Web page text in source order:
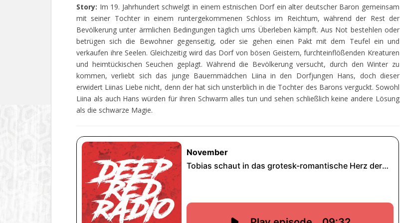
Story: Im 19. Jahrhundert schwelgt in einem estnischen Dorf ein alter deutscher Baron gemeinsam
mit seiner Tochter in einem runtergekommenen Schloss im Reichtum, während der Rest der
Bevölkerung unter ärmlichen Bedingungen täglich ums Überleben kämpft. Aus Not bestehlen oder
betrügen sich die Bewohner gegenseitig, oder sie gehen einen Pakt mit dem Teufel ein und
verkaufen ihre Seelen. Gleichzeitig wird das Dorf von bösen Geistern, furchteinflößenden Kreaturen
und heimtückischen Seuchen geplagt. Während die Bevölkerung versucht, durch den Winter zu
kommen, verliebt sich das junge Bauernmädchen Liina in den Dorfjungen Hans, doch dieser
erwidert Liinas Liebe nicht, denn der hat sich unsterblich in die Tochter des Barons verguckt. Sowohl
Liina als auch Hans würden für ihren Schwarm alles tun und sehen schließlich keine andere Lösung
als die schwarze Magie.